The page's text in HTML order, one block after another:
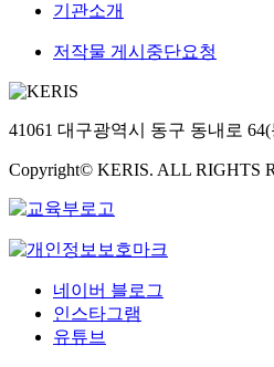
기관소개
저작물 게시중단요청
41061 대구광역시 동구 동내로
Copyright© KERIS. ALL RIGHTS
네이버 블로그
인스타그램
유튜브